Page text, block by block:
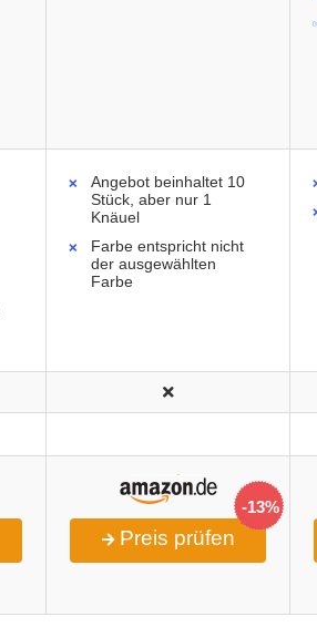
Angebot beinhaltet 10
Stück, aber nur 1
Knäuel
Farbe entspricht nicht
der ausgewählten
Farbe
-13%
Preis prüfen